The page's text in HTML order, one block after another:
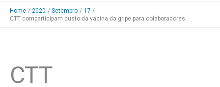
Home 2020 Setembro
17
CTT comparticipam custo da vacina da gripe para colaboradores
CTT